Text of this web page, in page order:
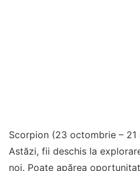
Scorpion (23 octombrie – 21
Astăzi, fii deschis la
noi. Poate apărea